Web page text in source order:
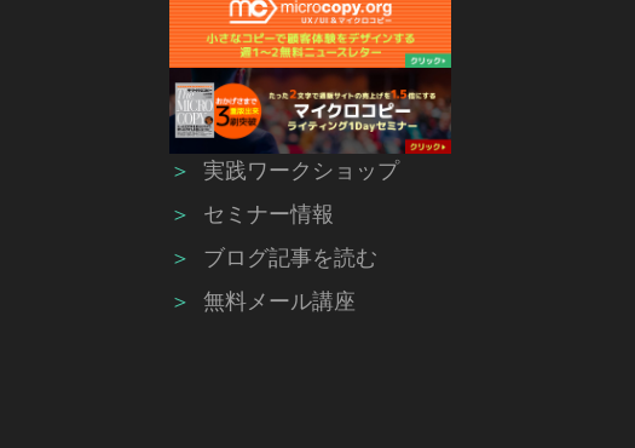
＞
実践ワークショップ
＞
セミナー情報
＞
ブログ記事を読む
＞
無料メール講座